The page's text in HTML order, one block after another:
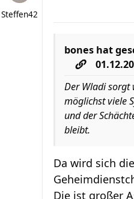
Steffen42
bones hat
Der Wladi sorgt
möglichst viele
und der
bleibt.
Da wird sich
Die ist großer